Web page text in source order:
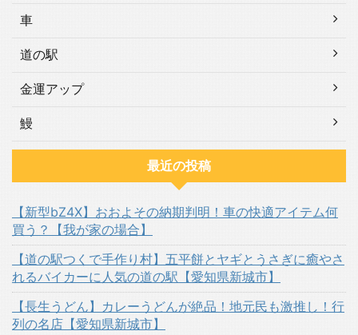
車
道の駅
金運アップ
鰻
最近の投稿
【新型bZ4X】おおよその納期判明！車の快適アイテム何
買う？【我が家の場合】
【道の駅つくで手作り村】五平餅とヤギとうさぎに癒やさ
れるバイカーに人気の道の駅【愛知県新城市】
【長生うどん】カレーうどんが絶品！地元民も激推し！行
列の名店【愛知県新城市】